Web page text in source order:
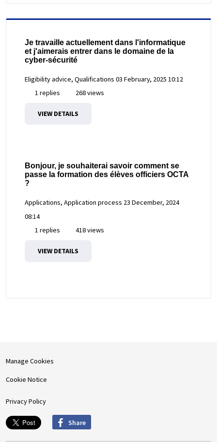
Je travaille actuellement dans l'informatique
et j'aimerais entrer dans le domaine de la
cyber-sécurité
Eligibility advice, Qualifications 03 February, 2025 10:12
1 replies
268 views
VIEW DETAILS
Bonjour, je souhaiterai savoir comment se
passe la formation des élèves officiers OCTA
?
Applications, Application process 23 December, 2024
08:14
1 replies
418 views
VIEW DETAILS
Manage Cookies
Cookie Notice
Privacy Policy
Share